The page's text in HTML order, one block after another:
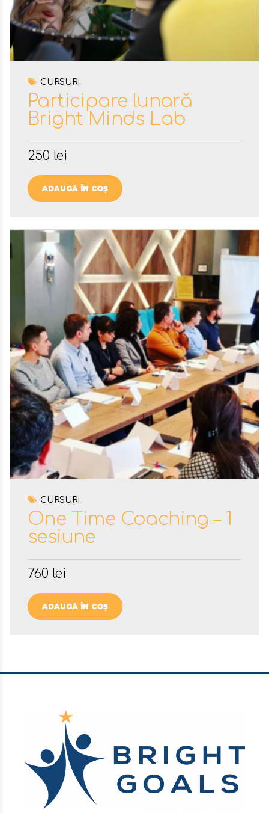
CURSURI
Participare lunară
Bright Minds Lab
250 lei
ADAUGĂ ÎN COȘ
CURSURI
One Time Coaching – 1
sesiune
760 lei
ADAUGĂ ÎN COȘ